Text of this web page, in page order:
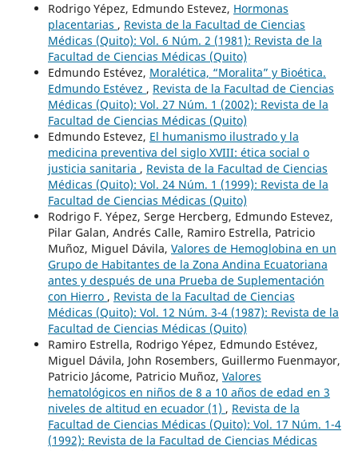
Rodrigo Yépez, Edmundo Estevez, Hormonas
placentarias , Revista de la Facultad de Ciencias
Médicas (Quito): Vol. 6 Núm. 2 (1981): Revista de la
Facultad de Ciencias Médicas (Quito)
Edmundo Estévez, Moralética, “Moralita” y Bioética.
Edmundo Estévez , Revista de la Facultad de Ciencias
Médicas (Quito): Vol. 27 Núm. 1 (2002): Revista de la
Facultad de Ciencias Médicas (Quito)
Edmundo Estevez, El humanismo ilustrado y la
medicina preventiva del siglo XVIII: ética social o
justicia sanitaria , Revista de la Facultad de Ciencias
Médicas (Quito): Vol. 24 Núm. 1 (1999): Revista de la
Facultad de Ciencias Médicas (Quito)
Rodrigo F. Yépez, Serge Hercberg, Edmundo Estevez,
Pilar Galan, Andrés Calle, Ramiro Estrella, Patricio
Muñoz, Miguel Dávila, Valores de Hemoglobina en un
Grupo de Habitantes de la Zona Andina Ecuatoriana
antes y después de una Prueba de Suplementación
con Hierro , Revista de la Facultad de Ciencias
Médicas (Quito): Vol. 12 Núm. 3-4 (1987): Revista de la
Facultad de Ciencias Médicas (Quito)
Ramiro Estrella, Rodrigo Yépez, Edmundo Estévez,
Miguel Dávila, John Rosembers, Guillermo Fuenmayor,
Patricio Jácome, Patricio Muñoz, Valores
hematológicos en niños de 8 a 10 años de edad en 3
niveles de altitud en ecuador (1) , Revista de la
Facultad de Ciencias Médicas (Quito): Vol. 17 Núm. 1-4
(1992): Revista de la Facultad de Ciencias Médicas